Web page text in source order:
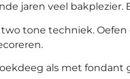
jaren veel bakplezier.
tone techniek.
als met fondant